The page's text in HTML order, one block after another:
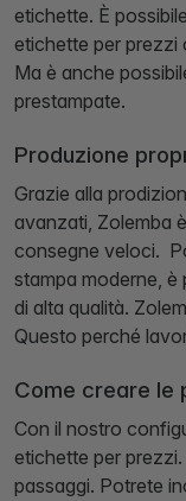
etichette. È
etichette per prezzi
Ma è anche
prestampate.
Produzione
Grazie alla
avanzati, Zolemba
consegne veloci.
stampa moderne, è
di alta qualità.
Questo perché
Come creare le
Con il nostro
etichette per
passaggi. Potrete